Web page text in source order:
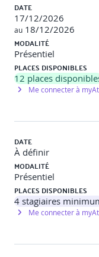
des partenaires ?
Quels sont les
Recruter ?
Bonnes
DATE
17/12/2026
au 18/12/2026
MODALITÉ
Présentiel
PLACES DISPONIBLES
12 places
Me connecter à
DATE
À définir
MODALITÉ
Présentiel
PLACES DISPONIBLES
4 stagiaires
Me connecter à